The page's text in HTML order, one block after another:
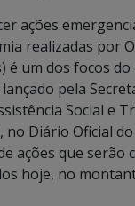
ações
realizadas por
é um dos focos
pela
Social e
Diário Oficial do
ações que serão
hoje, no